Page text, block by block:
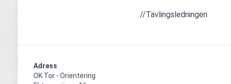
//Tävlingsledningen
Adress
OK Tor - Orientering